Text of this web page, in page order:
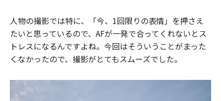
人物の撮影では特に、「今、1回限りの表情」を押さえ
たいと思っているので、AFが一発で合ってくれないとス
トレスになるんですよね。今回はそういうことがまった
くなかったので、撮影がとてもスムーズでした。